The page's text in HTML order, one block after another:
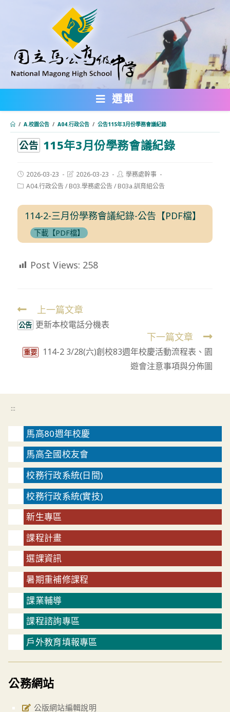
內
選單
/ A.校園公告 / A04.行政公告 / 公告115年3月份學務會議紀錄
公告 115年3月份學務會議紀錄
Post
published:
2026-03-23
Post
modified:
2026-03-23
Post
author:
學務處幹事
PostA04.行政公告/ B03.學務處公告/ B03a.訓育組公告
114-2-三月份學務會議紀錄-公告【PDF檔】
下載【PDF檔】
Post Views: 258
Read
more
上一篇文章
公告 更新本校電話分機表
下一篇文章
重要
114-2 3/28(六)創校83週年校慶活動流程表、園
遊會注意事項與分佈圖
:::
馬高80週年校慶
馬高全國校友會
校務行政系統(日間)
校務行政系統(實技)
新生專區
課程計畫
選課資訊
暑期重補修課程
課業輔導
課程諮詢專區
戶外教育填報專區
公務網站
公版網站編輯說明